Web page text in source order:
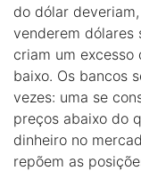
do dólar
venderem dólares
criam um
baixo. Os bancos
vezes: uma se
preços abaixo do
dinheiro no
repõem as